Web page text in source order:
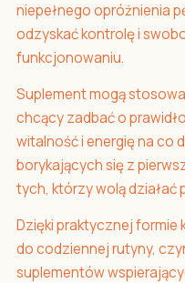
niepełnego opróżnienia
odzyskać kontrolę i
funkcjonowaniu.
Suplement mogą
chcący zadbać o
witalność i energię na co
borykających się z
tych, którzy wolą działać
Dzięki praktycznej formie
do codziennej rutyny,
suplementów